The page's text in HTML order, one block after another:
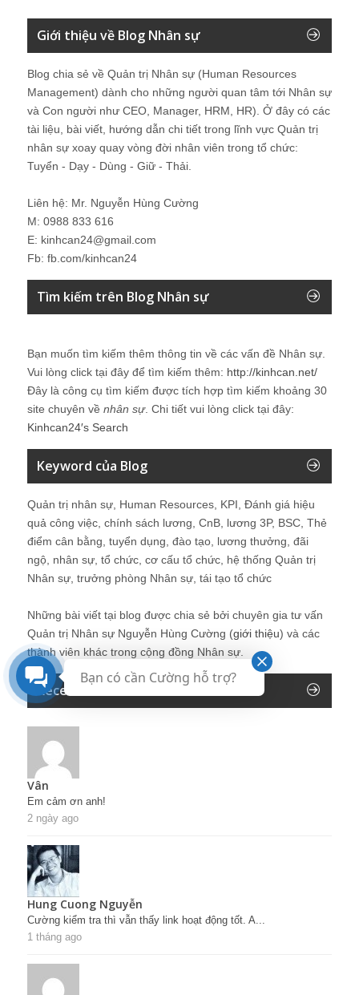
Giới thiệu về Blog Nhân sự
Blog chia sẻ về Quản trị Nhân sự (Human Resources
Management) dành cho những người quan tâm tới Nhân sự
và Con người như CEO, Manager, HRM, HR). Ở đây có các
tài liệu, bài viết, hướng dẫn chi tiết trong lĩnh vực Quản trị
nhân sự xoay quay vòng đời nhân viên trong tổ chức:
Tuyển - Dạy - Dùng - Giữ - Thải.
Liên hệ: Mr. Nguyễn Hùng Cường
M: 0988 833 616
E: kinhcan24@gmail.com
Fb: fb.com/kinhcan24
Tìm kiếm trên Blog Nhân sự
Bạn muốn tìm kiếm thêm thông tin về các vấn đề Nhân sự
Vui lòng click tại đây để tìm kiếm thêm: http://kinhcan.net/
Đây là công cụ tìm kiếm được tích hợp tìm kiếm khoảng 30
site chuyên về nhân sự. Chi tiết vui lòng click tại đây:
Kinhcan24′s Search
Keyword của Blog
Quản trị nhân sự, Human Resources, KPI, Đánh giá hiệu
quả công việc, chính sách lương, CnB, lương 3P, BSC, Thẻ
điểm cân bằng, tuyển dụng, đào tạo, lương thưởng, đãi
ngộ, nhân sự, tổ chức, cơ cấu tổ chức, hệ thống Quản trị
Nhân sự, trưởng phòng Nhân sự, tái tạo tổ chức
Những bài viết tại blog được chia sẻ bởi chuyên gia tư vấn
Quản trị Nhân sự Nguyễn Hùng Cường (giới thiệu) và các
thành viên khác trong cộng đồng Nhân sự.
Recent Comments
Vân
Em cảm ơn anh!
2 ngày ago
Hung Cuong Nguyễn
Cường kiểm tra thì vẫn thấy link hoạt động tốt. A...
1 tháng ago
Bạn có cần Cường hỗ trợ?